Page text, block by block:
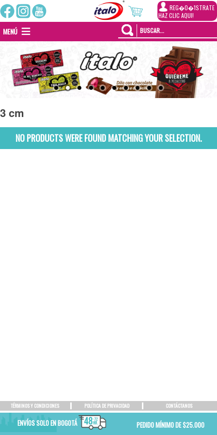
REG�0�1STRATE
HAZ CLIC AQUI!
MENÚ
3 cm
NO PRODUCTS WERE FOUND MATCHING YOUR SELECTION.
TÉRMINOS Y CONDICIONES POLÍTICA DE PRIVACIDAD CONTÁCTANOS
ENVÍOS SOLO EN BOGOTÁ PEDIDO MÍNIMO DE $25.000